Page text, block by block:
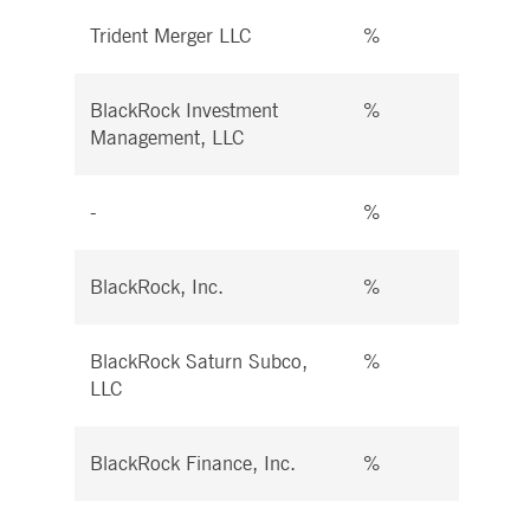
Trident Merger LLC %
BlackRock Investment
Management, LLC
%
- %
BlackRock, Inc. %
BlackRock Saturn Subco,
LLC
%
BlackRock Finance, Inc. %